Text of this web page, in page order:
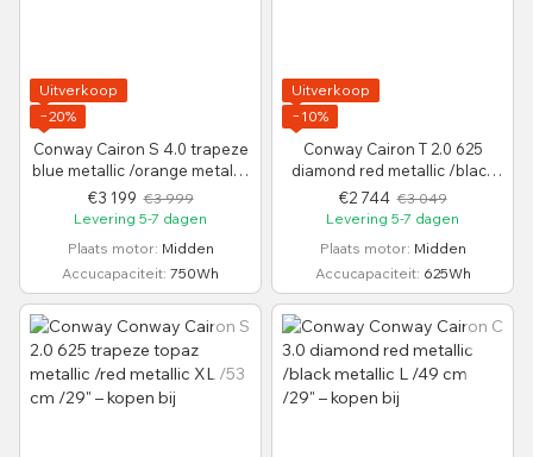
Uitverkoop
−20%
Conway Cairon S 4.0 trapeze
blue metallic /orange metallic
M /45 cm /29"
€3 199 €3 999
Levering 5-7 dagen
Plaats motor Midden
Accucapaciteit 750Wh
Uitverkoop
−10%
Conway Cairon T 2.0 625
diamond red metallic /black
metallic M /50 cm /28"
€2 744 €3 049
Levering 5-7 dagen
Plaats motor Midden
Accucapaciteit 625Wh